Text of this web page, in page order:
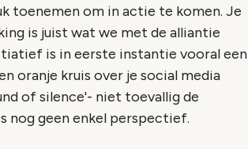
toenemen om in actie te komen. Je
is juist wat we met de alliantie
is in eerste instantie vooral een
oranje kruis over je social media
of silence'- niet toevallig de
nog geen enkel perspectief.